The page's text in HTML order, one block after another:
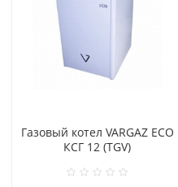
Газовый котел VARGAZ ECO
КСГ 12 (TGV)